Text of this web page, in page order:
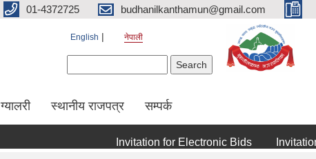
01-4372725 budhanilkanthamun@gmail.com
English नेपाली
ग्यालरी स्थानीय राजपत्र सम्पर्क
Invitation for Electronic Bids Invitation